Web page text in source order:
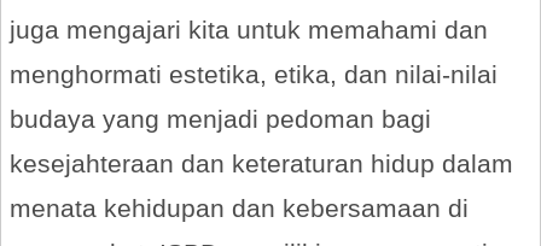
juga mengajari kita untuk memahami dan
menghormati estetika, etika, dan nilai-nilai
budaya yang menjadi pedoman bagi
kesejahteraan dan keteraturan hidup dalam
menata kehidupan dan kebersamaan di